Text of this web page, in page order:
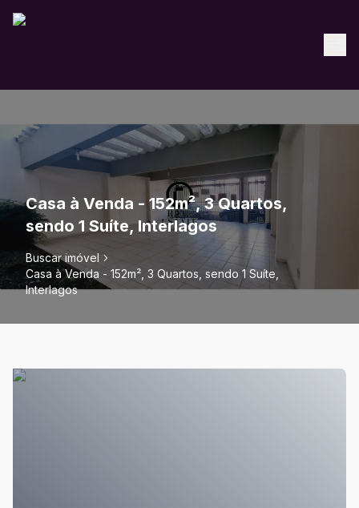
Casa à Venda - 152m², 3 Quartos,
sendo 1 Suíte, Interlagos
Buscar imóvel
Casa à Venda - 152m², 3 Quartos, sendo 1 Suíte,
Interlagos